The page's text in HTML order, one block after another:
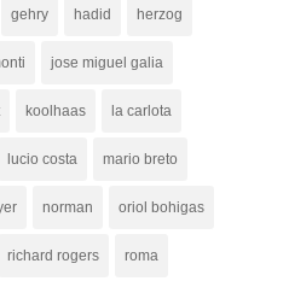
gehry hadid herzog
jose miguel galia
koolhaas la carlota
lucio costa mario breto
norman oriol bohigas
richard rogers roma